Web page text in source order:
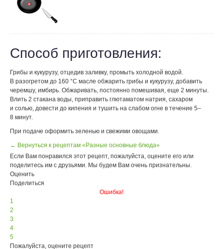
Способ приготовления:
Грибы и кукурузу, отцедив заливку, промыть холодной водой.
В разогретом до 160 °С масле обжарить грибы и кукурузу, добавить
черемшу, имбирь. Обжаривать, постоянно помешивая, еще 2 минуты.
Влить 2 стакана воды, приправить глютаматом натрия, сахаром
и солью, довести до кипения и тушить на слабом огне в течение 5–
8 минут.
При подаче оформить зеленью и свежими овощами.
← Вернуться к рецептам «Разные основные блюда»
Если Вам понравился этот рецепт, пожалуйста, оцените его или
поделитесь им с друзьями. Мы будем Вам очень признательны.
Оценить
Поделиться
Ошибка!
1
2
3
4
5
Пожалуйста, оцените рецепт